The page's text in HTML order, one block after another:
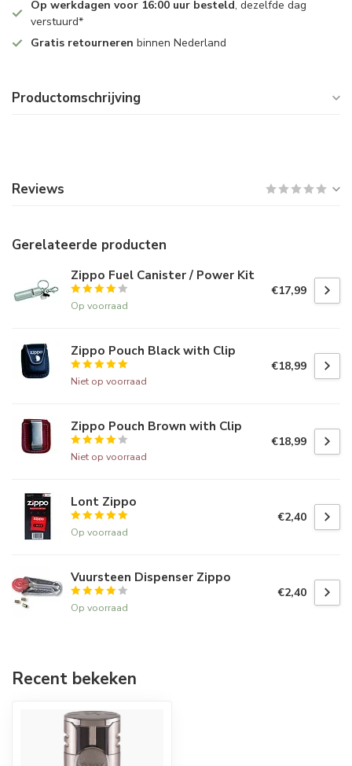
Op werkdagen voor 16:00 uur besteld, dezelfde dag
verstuurd*
Gratis retourneren binnen Nederland
Productomschrijving
Reviews
Gerelateerde producten
Zippo Fuel Canister / Power Kit
Op voorraad
€17,99
Zippo Pouch Black with Clip
Niet op voorraad
€18,99
Zippo Pouch Brown with Clip
Niet op voorraad
€18,99
Lont Zippo
Op voorraad
€2,40
Vuursteen Dispenser Zippo
Op voorraad
€2,40
Recent bekeken